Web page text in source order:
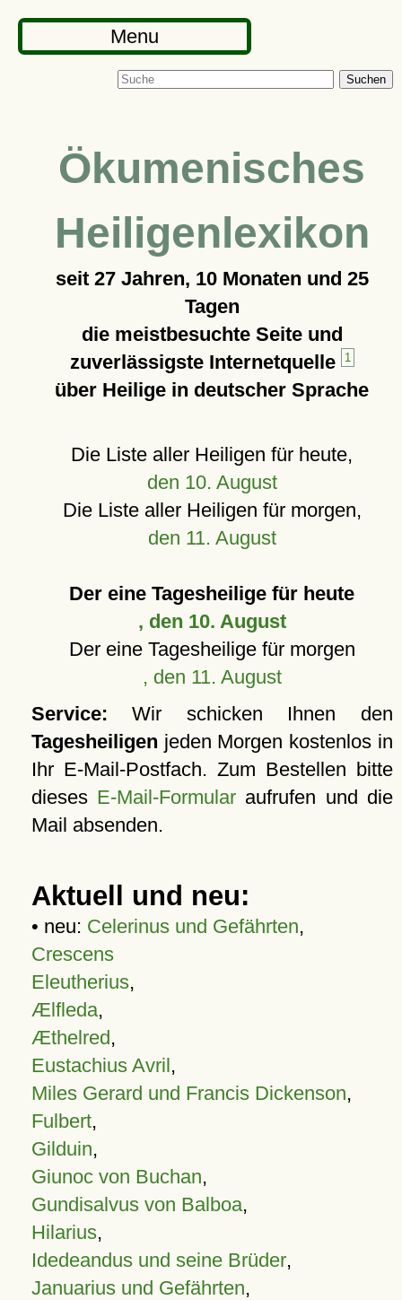
Menu
Suchen
Ökumenisches
Heiligenlexikon
seit 27 Jahren, 10 Monaten und 25
Tagen
die meistbesuchte Seite und
zuverlässigste Internetquelle
1
über Heilige in deutscher Sprache
Die Liste aller Heiligen für heute,
den 10. August
Die Liste aller Heiligen für morgen,
den 11. August
Der eine Tagesheilige für heute
, den 10. August
Der eine Tagesheilige für morgen
, den 11. August
Service: Wir schicken Ihnen den
Tagesheiligen jeden Morgen kostenlos in
Ihr E-Mail-Postfach. Zum Bestellen bitte
dieses E-Mail-Formular aufrufen und die
Mail absenden.
Aktuell und neu:
• neu: Celerinus und Gefährten,
Crescens
Eleutherius,
Ælfleda,
Æthelred,
Eustachius Avril,
Miles Gerard und Francis Dickenson,
Fulbert,
Gilduin,
Giunoc von Buchan,
Gundisalvus von Balboa,
Hilarius,
Idedeandus und seine Brüder,
Januarius und Gefährten,